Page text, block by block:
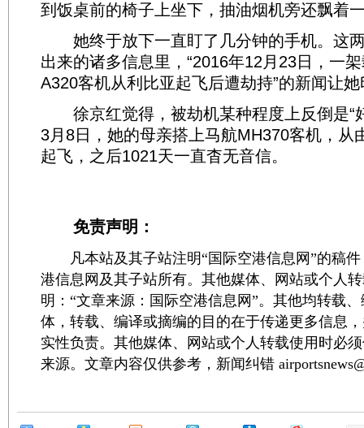
到饭桌前的椅子上坐下，抽油烟机旁还飘着
她终于放下一直盯了几分钟的手机。这
出来的诸多信息里，“2016年12月23日，一
A320客机从利比亚起飞后遭劫持”的新闻让
徐京红觉得，被劫机某种程度上反倒是“
3月8日，她的母亲搭上马航MH370客机，从
起飞，之后1021天一直杳无音信。
免责声明：
凡本站及其子站注明“国际空港信息网”的稿件
港信息网及其子站所有。其他媒体、网站或个人
明：“文章来源：国际空港信息网”。其他均转载
体，转载、编译或摘编的目的在于传递更多信息
实性负责。其他媒体、网站或个人转载使用时必
来源。文章内容仅供参考，新闻纠错